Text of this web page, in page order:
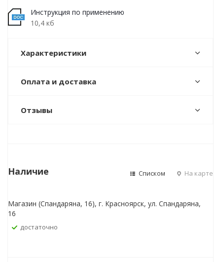
Инструкция по применению
10,4 кб
Характеристики
Оплата и доставка
Отзывы
Наличие Списком На карте
Магазин (Спандаряна, 16), г. Красноярск, ул. Спандаряна,
16
Достаточно